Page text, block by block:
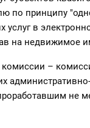
по принципу
услуг в
на недвижимое
–
не